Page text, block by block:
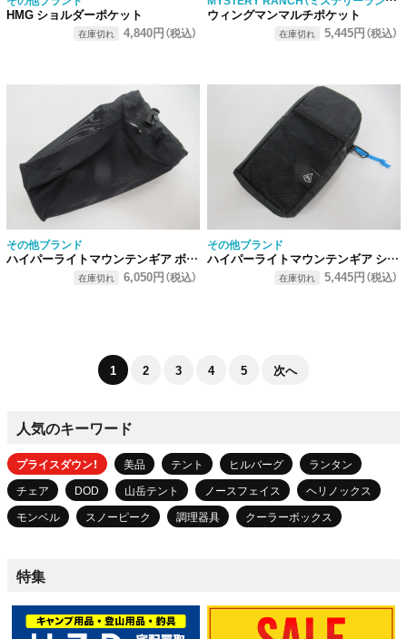
HMG ショルダーポケット
在庫切れ 4,840円（税込）
ウィングマンマルチポケット
在庫切れ 5,445円（税込）
その他ブランド
ハイパーライトマウンテンギア ボトルポケット
在庫切れ 6,050円（税込）
その他ブランド
ハイパーライトマウンテンギア ショルダーポケット
在庫切れ 5,445円（税込）
1 2 3 4 5 次へ
人気のキーワード
プライスダウン！ 美品 テント ヒルバーグ
ランタン
チェア
DOD 山岳テント ノースフェイス
ヘリノックス
モンベル
スノーピーク 調理器具 クーラーボックス
特集